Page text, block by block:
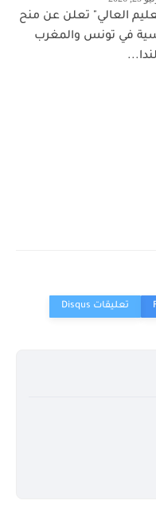
العالي" تعلن عن منح
في تونس والمغرب